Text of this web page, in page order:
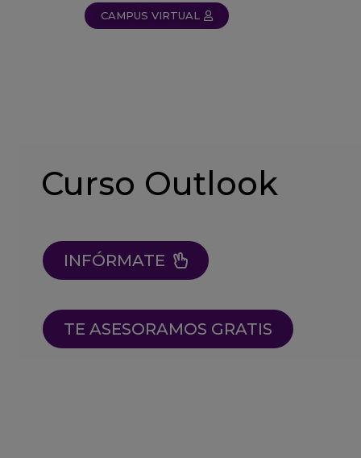
CAMPUS VIRTUAL
Curso Outlook
INFÓRMATE
TE ASESORAMOS GRATIS